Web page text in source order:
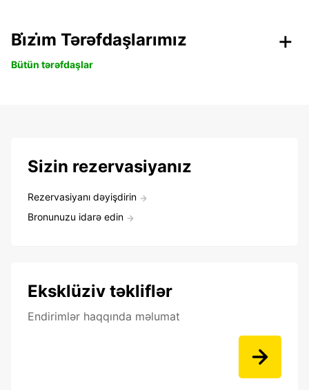
Bi̇zi̇m Tərəfdaşlarımız
Bütün tərəfdaşlar
Sizin rezervasiyanız
Rezervasiyanı dəyişdirin
Bronunuzu idarə edin
Eksklüziv təkliflər
Endirimlər haqqında məlumat